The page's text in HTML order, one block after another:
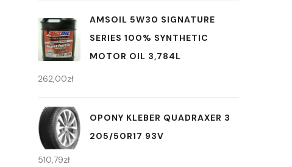
AMSOIL 5W30 SIGNATURE
SERIES 100% SYNTHETIC
MOTOR OIL 3,784L
262,00zł
OPONY KLEBER QUADRAXER 3
205/50R17 93V
510,79zł